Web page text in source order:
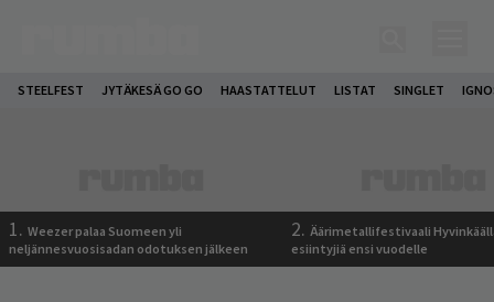
STEELFEST JYTÄKESÄ GO GO HAASTATTELUT LISTAT SINGLET
1. Weezer palaa Suomeen yli
neljännesvuosisadan odotuksen jälkeen
2. Äärimetallifestivaali
esiintyjiä ensi vuodelle